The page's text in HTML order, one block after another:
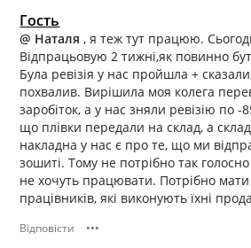
Гость
@ Наталя, я теж тут працюю.
Відпрацьовую 2 тижні,як повинно
Була ревізія у нас пройшла +
похвалив. Вирішила моя колега
заробіток, а у нас зняли ревізію по -
що плівки передали на склад, а
накладна у нас є про те, що ми
зошиті. Тому не потрібно так
не хочуть працювати. Потрібно мати
працівників, які виконують їхні
Відповісти •••